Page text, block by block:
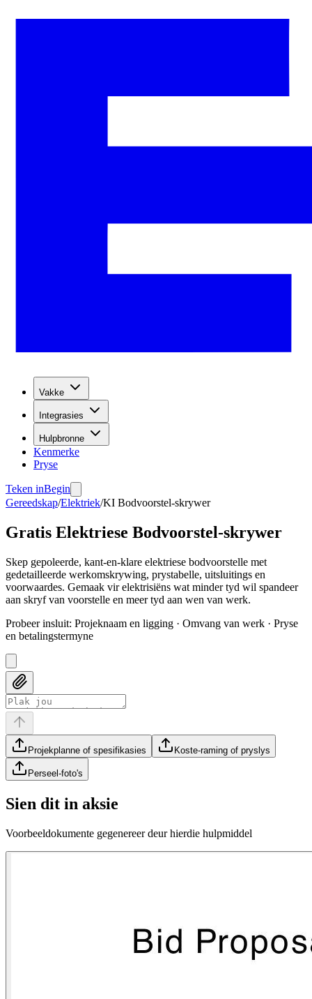
Vakke
Integrasies
Hulpbronne
Kenmerke
Pryse
Teken inBegin
Gereedskap/Elektriek/KI Bodvoorstel-skrywer
Gratis Elektriese Bodvoorstel-skrywer
Skep gepoleerde, kant-en-klare elektriese bodvoorstelle met
gedetailleerde werkomskrywing, prystabelle, uitsluitings en
voorwaardes. Gemaak vir elektrisiëns wat minder tyd wil spandeer
aan skryf van voorstelle en meer tyd aan wen van werk.
Probeer insluit: Projeknaam en ligging · Omvang van werk · Pryse
en betalingstermyne
Projekplanne of spesifikasies Koste-raming of pryslys
Perseel-foto's
Sien dit in aksie
Voorbeeldokumente gegenereer deur hierdie hulpmiddel